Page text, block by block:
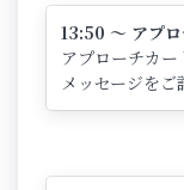
13:50 ～ アプ
アプローチカ
メッセージをご